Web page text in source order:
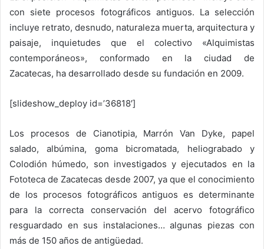
con siete procesos fotográficos antiguos. La selección
incluye retrato, desnudo, naturaleza muerta, arquitectura y
paisaje, inquietudes que el colectivo «Alquimistas
contemporáneos», conformado en la ciudad de
Zacatecas, ha desarrollado desde su fundación en 2009.
[slideshow_deploy id=’36818′]
Los procesos de Cianotipia, Marrón Van Dyke, papel
salado, albúmina, goma bicromatada, heliograbado y
Colodión húmedo, son investigados y ejecutados en la
Fototeca de Zacatecas desde 2007, ya que el conocimiento
de los procesos fotográficos antiguos es determinante
para la correcta conservación del acervo fotográfico
resguardado en sus instalaciones… algunas piezas con
más de 150 años de antigüedad.